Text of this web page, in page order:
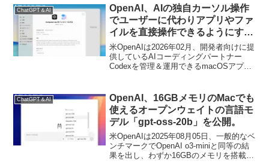
きるAIモデル「GPT-5」を発表しました
が、09日、このGPT-5のロールアウトと
引き換えに提供を終了した「GPT-4o」を
再び利用できるようにしたと発表してい
ます。
ChatGPT＆AI
OpenAI、AIの独自カーソル操作
でユーザーに代わりアプリやファ
イルを直接操作できるようにする
Codex for Mac用プラグイン
「Computer Use」をリリース。
米OpenAIは2026年02月、開発者向けに提
供しているAIコーディングパートナー
Codexを管理＆運用できるmacOSアプリ
のCodex for Mac用プラグイン
「Computer Use」をリリースしたと発表
しています。
ChatGPT＆AI
OpenAI、16GBメモリのMacでも
使えるオープンウェイトの言語モ
デル「gpt-oss-20b」を公開。
米OpenAIは2025年08月05日、一般的なベ
ンチマークでOpenAI o3‑miniと同等の結
果を出し、わずか16GBのメモリを搭載し